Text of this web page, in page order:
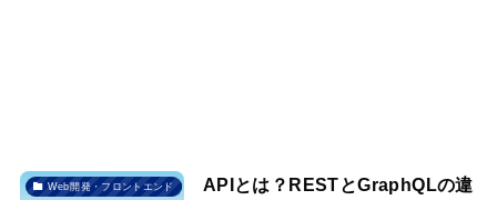
Web開発・フロントエンド
APIとは？RESTとGraphQLの違